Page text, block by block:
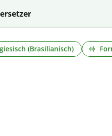
(Brasilianisch)